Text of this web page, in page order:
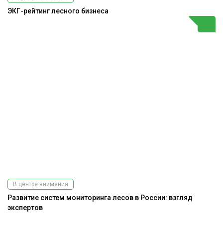
ЭКГ-рейтинг лесного бизнеса
В центре внимания
Развитие систем мониторинга лесов в России: взгляд
экспертов